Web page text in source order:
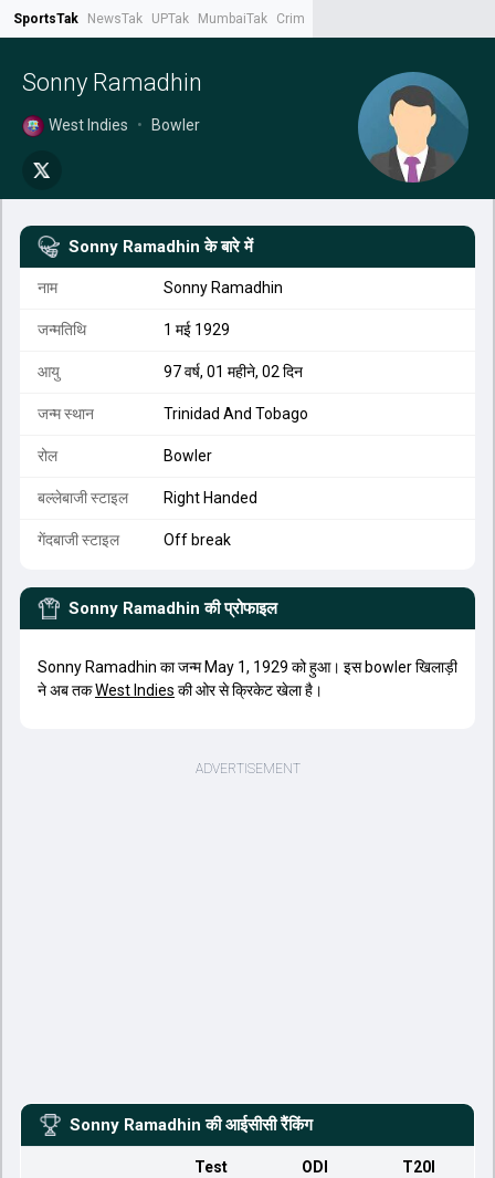
SportsTak NewsTak UPTak MumbaiTak CrimeTak
Sonny Ramadhin
West Indies • Bowler
Sonny Ramadhin के बारे में
नाम Sonny Ramadhin
जन्मतिथि 1 मई 1929
आयु 97 वर्ष, 01 महीने, 02 दिन
जन्म स्थान Trinidad And Tobago
रोल Bowler
बल्लेबाजी स्टाइल Right Handed
गेंदबाजी स्टाइल Off break
Sonny Ramadhin की प्रोफाइल
Sonny Ramadhin का जन्म May 1, 1929 को हुआ। इस bowler खिलाड़ी
ने अब तकWest Indies की ओर से क्रिकेट खेला है।
Sonny Ramadhin की आईसीसी रैंकिंग
Test ODI T20I